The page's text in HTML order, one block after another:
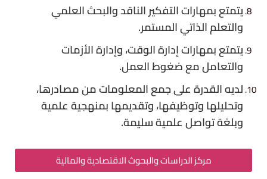
يتمتع بمهارات التفكير الناقد والبحث العلمي
والتعلم الذاتي المستمر.
يتمتع بمهارات إدارة الوقت، وإدارة الأزمات
والتعامل مع ضغوط العمل.
لديه القدرة على جمع المعلومات من مصادرها،
وتحليلها وتوظيفها، وتقديمها بمنهجية علمية
وبلغة تواصل علمية سليمة.
مركز الدراسات والبحوث الاقتصادية والمالية